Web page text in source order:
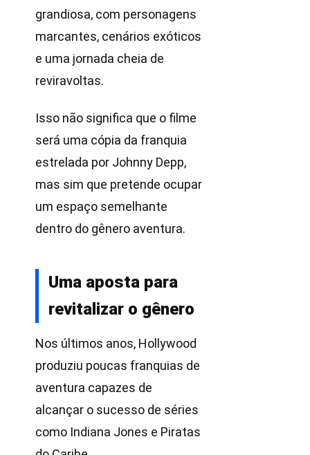
grandiosa, com personagens
marcantes, cenários exóticos
e uma jornada cheia de
reviravoltas.
Isso não significa que o filme
será uma cópia da franquia
estrelada por Johnny Depp,
mas sim que pretende ocupar
um espaço semelhante
dentro do gênero aventura.
Uma aposta para
revitalizar o gênero
Nos últimos anos, Hollywood
produziu poucas franquias de
aventura capazes de
alcançar o sucesso de séries
como Indiana Jones e Piratas